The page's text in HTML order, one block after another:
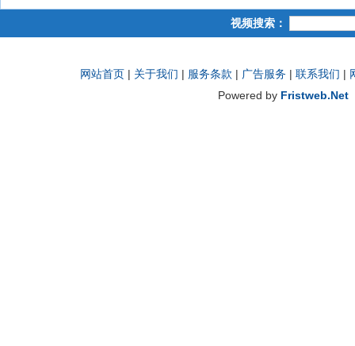
视频搜索：
网站首页 | 关于我们 | 服务条款 | 广告服务 | 联系我们 |
Powered by Fristweb.Net